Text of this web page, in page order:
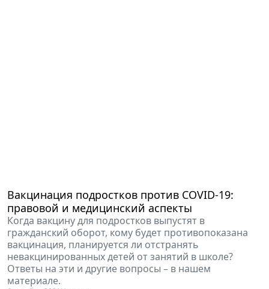
Вакцинация подростков против COVID-19:
правовой и медицинский аспекты
Когда вакцину для подростков выпустят в
гражданский оборот, кому будет противопоказана
вакцинация, планируется ли отстранять
невакцинированных детей от занятий в школе?
Ответы на эти и другие вопросы – в нашем
материале.